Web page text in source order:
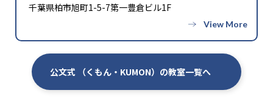
千葉県柏市旭町1-5-7第一豊倉ビル1F
公文式 （くもん・KUMON）の教室一覧へ